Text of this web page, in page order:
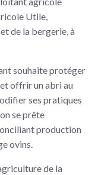
Utile,
de la bergerie, à
souhaite protéger
offrir un abri au
ses pratiques
se prête
production
ovins.
de la